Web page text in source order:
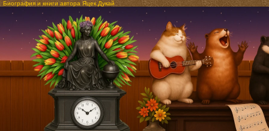
Биография и книги автора Яцек Дукай